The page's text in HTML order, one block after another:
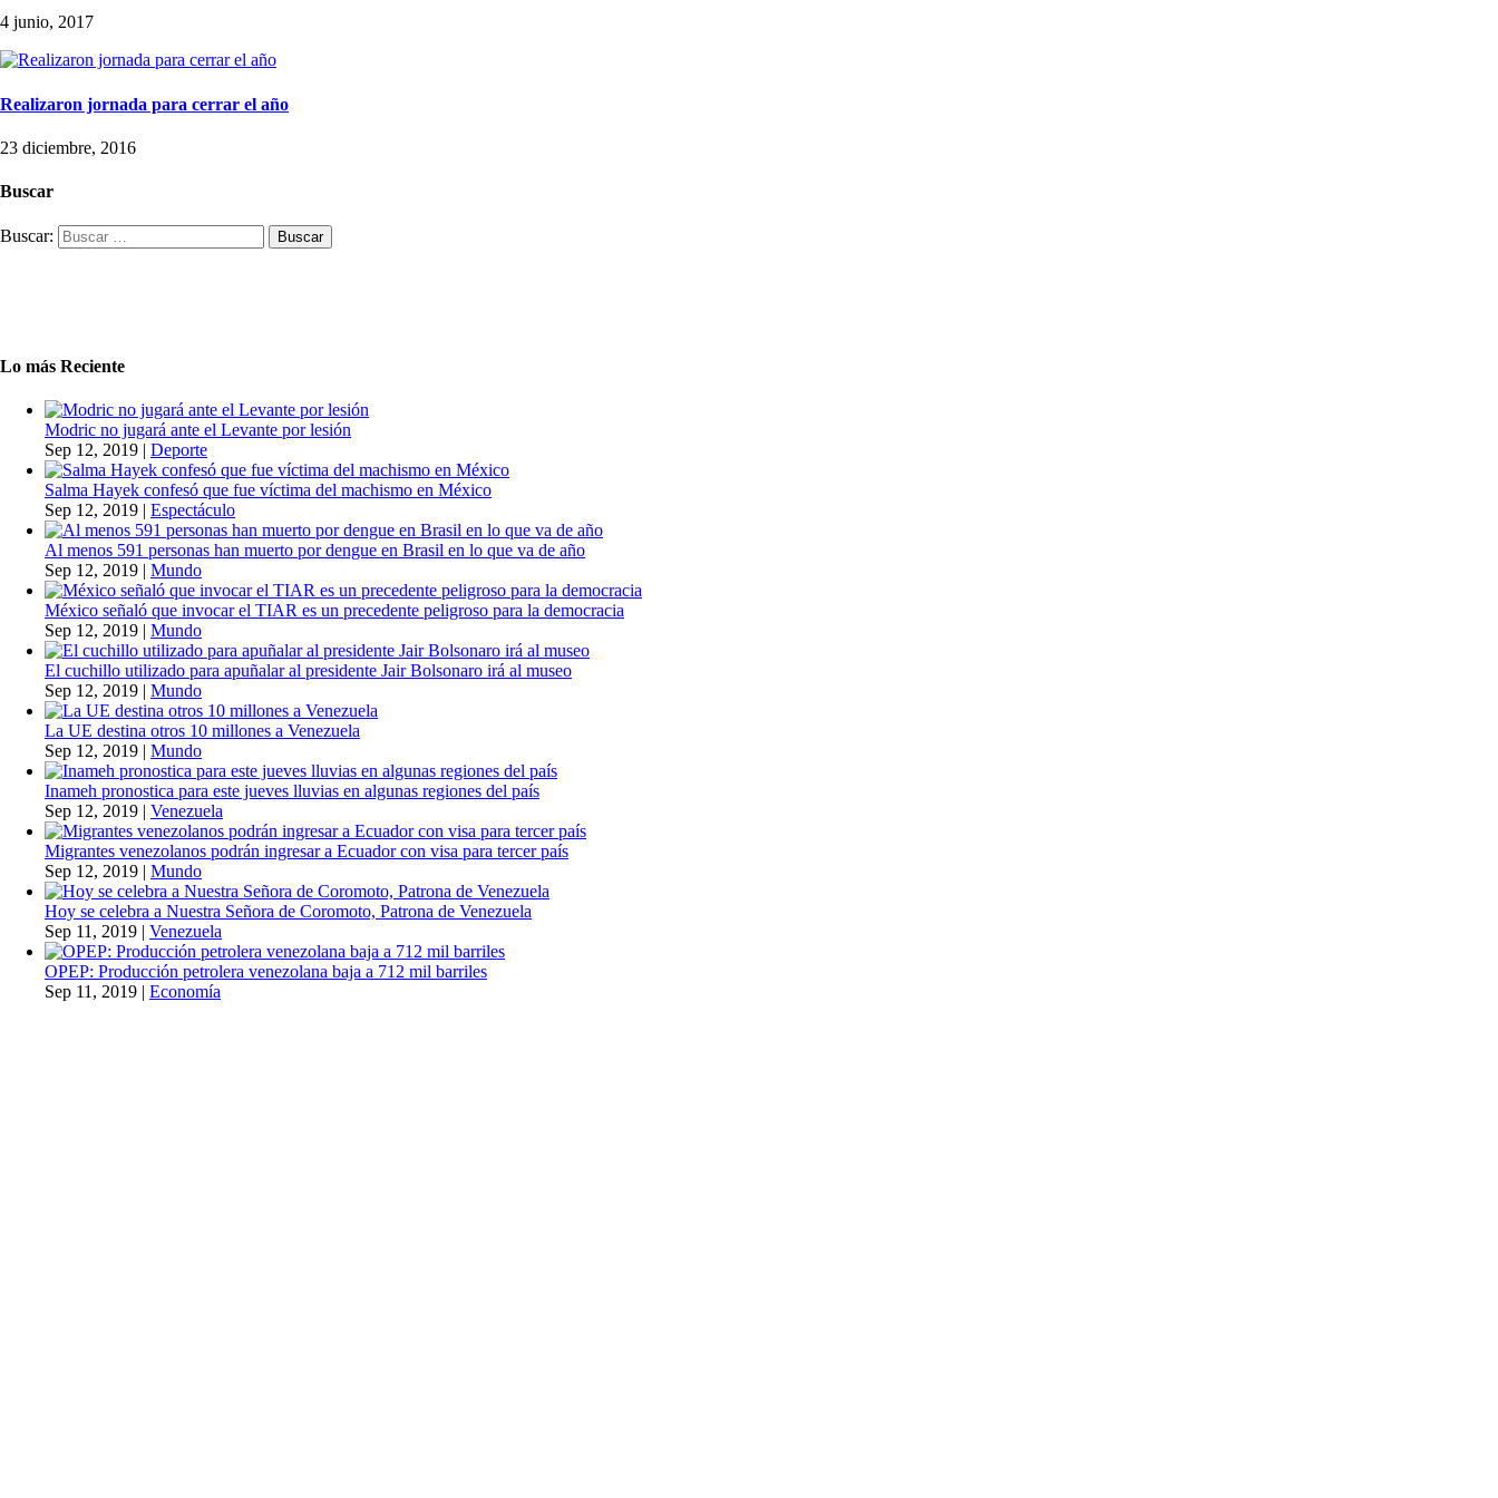
4 junio, 2017
Realizaron jornada para cerrar el año
23 diciembre, 2016
Buscar
Buscar:
Lo más Reciente
Modric no jugará ante el Levante por lesión
Sep 12, 2019 | Deporte
Salma Hayek confesó que fue víctima del machismo en México
Sep 12, 2019 | Espectáculo
Al menos 591 personas han muerto por dengue en Brasil en lo que va de año
Sep 12, 2019 | Mundo
México señaló que invocar el TIAR es un precedente peligroso para la democracia
Sep 12, 2019 | Mundo
El cuchillo utilizado para apuñalar al presidente Jair Bolsonaro irá al museo
Sep 12, 2019 | Mundo
La UE destina otros 10 millones a Venezuela
Sep 12, 2019 | Mundo
Inameh pronostica para este jueves lluvias en algunas regiones del país
Sep 12, 2019 | Venezuela
Migrantes venezolanos podrán ingresar a Ecuador con visa para tercer país
Sep 12, 2019 | Mundo
Hoy se celebra a Nuestra Señora de Coromoto, Patrona de Venezuela
Sep 11, 2019 | Venezuela
OPEP: Producción petrolera venezolana baja a 712 mil barriles
Sep 11, 2019 | Economía